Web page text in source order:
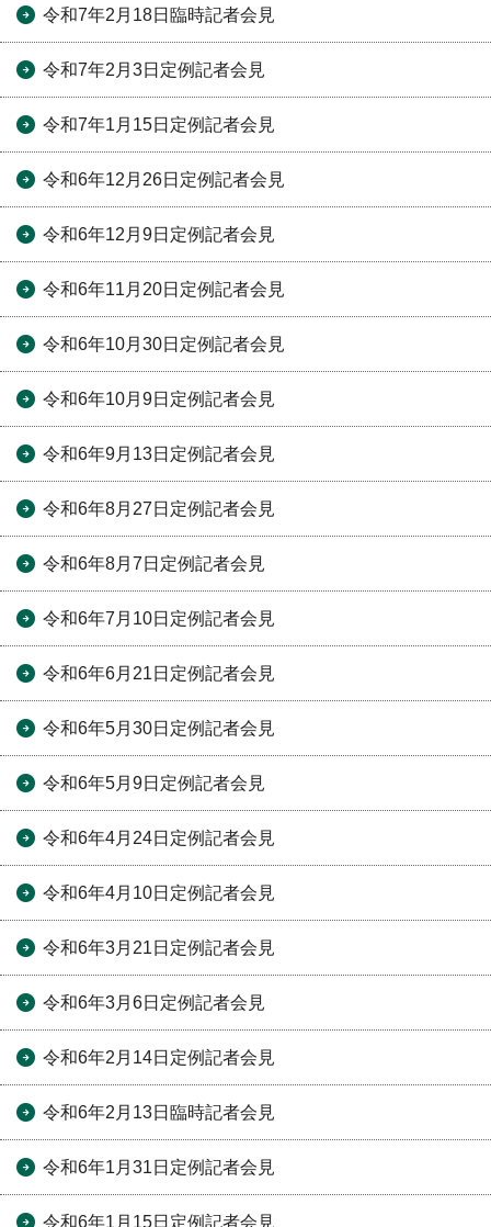
令和7年2月18日臨時記者会見
令和7年2月3日定例記者会見
令和7年1月15日定例記者会見
令和6年12月26日定例記者会見
令和6年12月9日定例記者会見
令和6年11月20日定例記者会見
令和6年10月30日定例記者会見
令和6年10月9日定例記者会見
令和6年9月13日定例記者会見
令和6年8月27日定例記者会見
令和6年8月7日定例記者会見
令和6年7月10日定例記者会見
令和6年6月21日定例記者会見
令和6年5月30日定例記者会見
令和6年5月9日定例記者会見
令和6年4月24日定例記者会見
令和6年4月10日定例記者会見
令和6年3月21日定例記者会見
令和6年3月6日定例記者会見
令和6年2月14日定例記者会見
令和6年2月13日臨時記者会見
令和6年1月31日定例記者会見
令和6年1月15日定例記者会見